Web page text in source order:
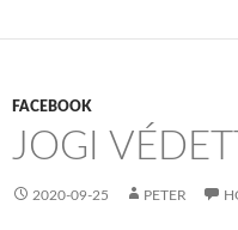
FACEBOOK
JOGI
2020-09-25 PETER